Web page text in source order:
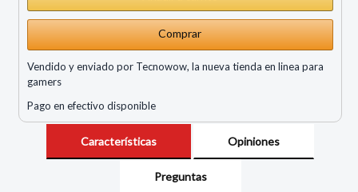
Comprar
Vendido y enviado por Tecnowow, la nueva tienda en linea para
gamers
Pago en efectivo disponible
Características Opiniones
Preguntas